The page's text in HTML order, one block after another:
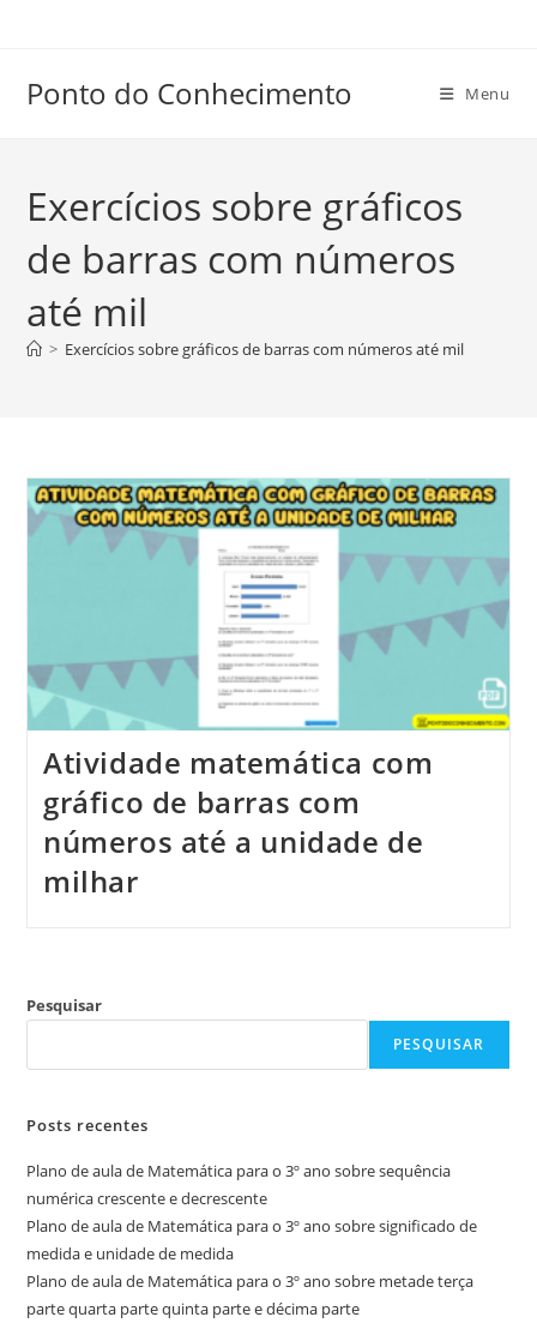
conteúdo
Ponto do Conhecimento Menu
Exercícios sobre gráficos
de barras com números
até mil
> Exercícios sobre gráficos de barras com números até mil
Atividade matemática com
gráfico de barras com
números até a unidade de
milhar
Pesquisar
PESQUISAR
Posts recentes
Plano de aula de Matemática para o 3º ano sobre sequência
numérica crescente e decrescente
Plano de aula de Matemática para o 3º ano sobre significado de
medida e unidade de medida
Plano de aula de Matemática para o 3º ano sobre metade terça
parte quarta parte quinta parte e décima parte